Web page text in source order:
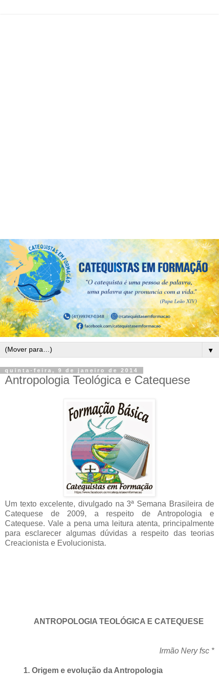
▼
quinta-feira, 9 de janeiro de 2014
Antropologia Teológica e Catequese
Um texto excelente, divulgado na 3ª Semana Brasileira de
Catequese de 2009, a respeito de Antropologia e
Catequese. Vale a pena uma leitura atenta, principalmente
para esclarecer algumas dúvidas a respeito das teorias
Creacionista e Evolucionista.
ANTROPOLOGIA TEOLÓGICA E CATEQUESE
Irmão Nery fsc *
1. Origem e evolução da Antropologia